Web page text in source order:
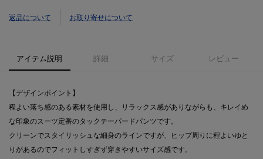
返品について お取り寄せについて
アイテム説明 詳細 サイズ レビュー
【デザインポイント】
程よい落ち感のある素材を使用し、リラックス感がありながらも、キレイめ
な印象のスーツ定番のタックテーパードパンツです。
クリーンでスタイリッシュな細身のラインですが、ヒップ周りに程よいゆと
りがあるのでフィットしすぎず穿きやすいサイズ感です。